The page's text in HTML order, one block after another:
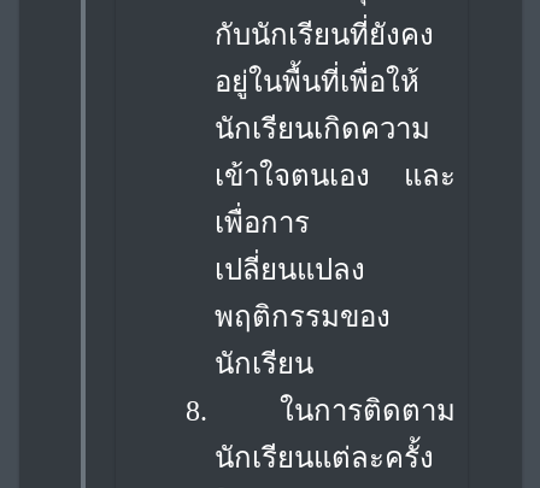
กับนักเรียนที่ยังคง
อยู่ในพื้นที่เพื่อให้
นักเรียนเกิดความ
เข้าใจตนเอง และ
เพื่อการ
เปลี่ยนแปลง
พฤติกรรมของ
นักเรียน
8.
ในการติดตาม
นักเรียนแต่ละครั้ง